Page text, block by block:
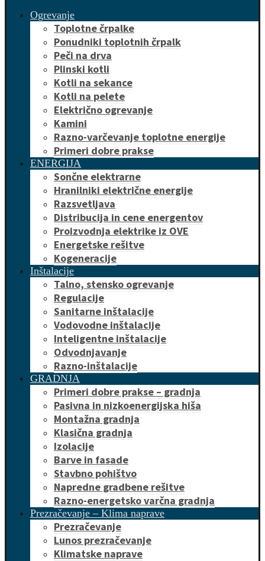
Ogrevanje
Toplotne črpalke
Ponudniki toplotnih črpalk
Peči na drva
Plinski kotli
Kotli na sekance
Kotli na pelete
Električno ogrevanje
Kamini
Razno-varčevanje toplotne energije
Primeri dobre prakse
ENERGIJA
Sončne elektrarne
Hranilniki električne energije
Razsvetljava
Distribucija in cene energentov
Proizvodnja elektrike iz OVE
Energetske rešitve
Kogeneracije
Inštalacije
Talno, stensko ogrevanje
Regulacije
Sanitarne inštalacije
Vodovodne inštalacije
Inteligentne inštalacije
Odvodnjavanje
Razno-inštalacije
GRADNJA
Primeri dobre prakse – gradnja
Pasivna in nizkoenergijska hiša
Montažna gradnja
Klasična gradnja
Izolacije
Barve in fasade
Stavbno pohištvo
Napredne gradbene rešitve
Razno-energetsko varčna gradnja
Prezračevanje – Klima naprave
Prezračevanje
Lunos prezračevanje
Klimatske naprave